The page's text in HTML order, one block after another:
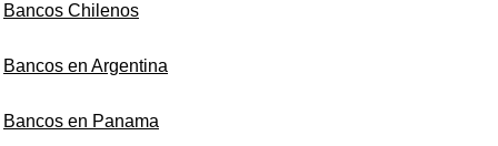
Bancos Chilenos
Bancos en Argentina
Bancos en Panama